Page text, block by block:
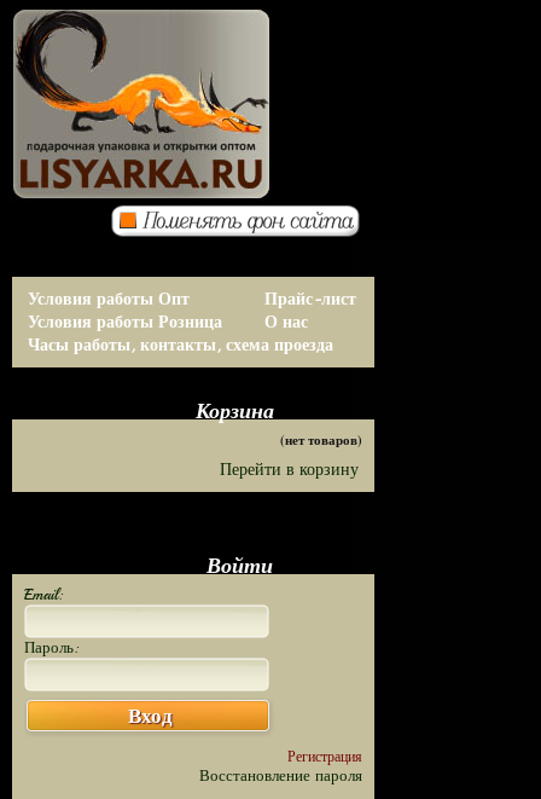
Условия работы Опт
Условия работы Розница
Прайс-лист
О нас
Часы работы, контакты, схема проезда
Корзина
(нет товаров)
Перейти в корзину
Войти
Email:
Пароль:
Вход
Регистрация
Восстановление пароля